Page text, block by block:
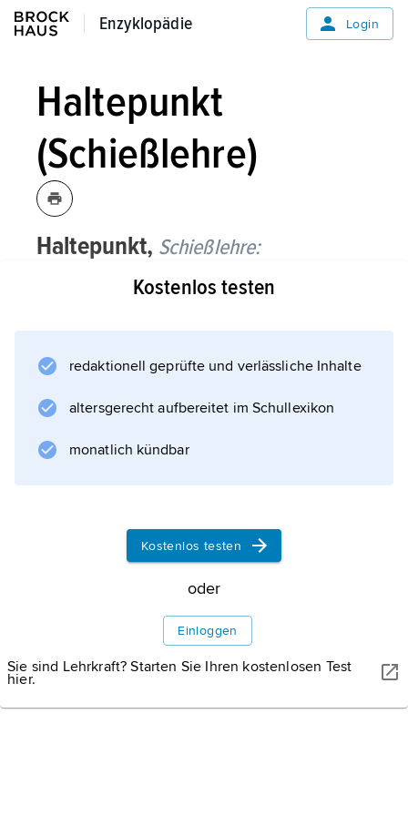
Enzyklopädie
Enzyklopädie Login
Haltepunkt
(Schießlehre)
Haltepunkt, Schießlehre:
Bezeichnung für den Punkt im oder am Ziel,
Kostenlos testen
redaktionell geprüfte und verlässliche Inhalte
altersgerecht aufbereitet im Schullexikon
monatlich kündbar
Kostenlos testen
oder
Einloggen
Sie sind Lehrkraft? Starten Sie Ihren kostenlosen Test
hier.